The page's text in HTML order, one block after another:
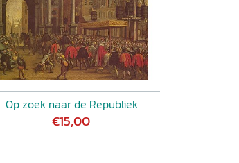
Op zoek naar de Republiek
€15,00